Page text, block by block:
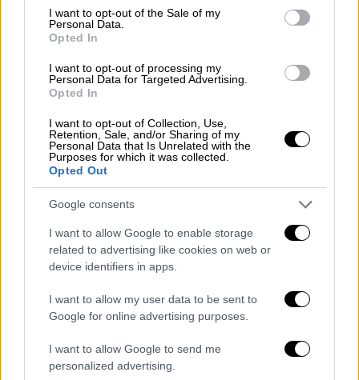
consent section.
I want to opt-out of the Sale of my
Personal Data.
Opted In
I want to opt-out of processing my
Personal Data for Targeted Advertising.
Opted In
I want to opt-out of Collection, Use,
Retention, Sale, and/or Sharing of my
Personal Data that Is Unrelated with the
Purposes for which it was collected.
Opted Out
Google consents
I want to allow Google to enable storage
related to advertising like cookies on web or
device identifiers in apps.
I want to allow my user data to be sent to
Google for online advertising purposes.
I want to allow Google to send me
personalized advertising.
Σύμφωνα με πληροφορίες της ΕΡΤ,
διανομέαςκατήγγειλε ότι το όχημα τον
Ακολούθως, ο
οδηγός
κατέβηκε από το
αφήνοντάς τον αιμόφυρτο στον δρόμο, πριν
διαφύγει από το σημείο.
διανομέας μεταφέρθηκε στο νοσοκομείο
με ελαφρά τραύματα
σε πρόσωπο και κεφάλι,
ενώ οι αρχές έχουν εξαπολύσει
ανθρωποκυνηγητό για τον δράστη.